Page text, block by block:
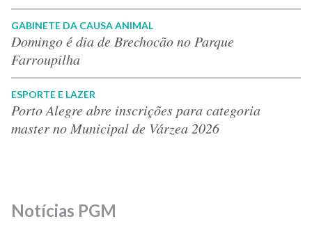
GABINETE DA CAUSA ANIMAL
Domingo é dia de Brechocão no Parque
Farroupilha
ESPORTE E LAZER
Porto Alegre abre inscrições para categoria
master no Municipal de Várzea 2026
Notícias PGM